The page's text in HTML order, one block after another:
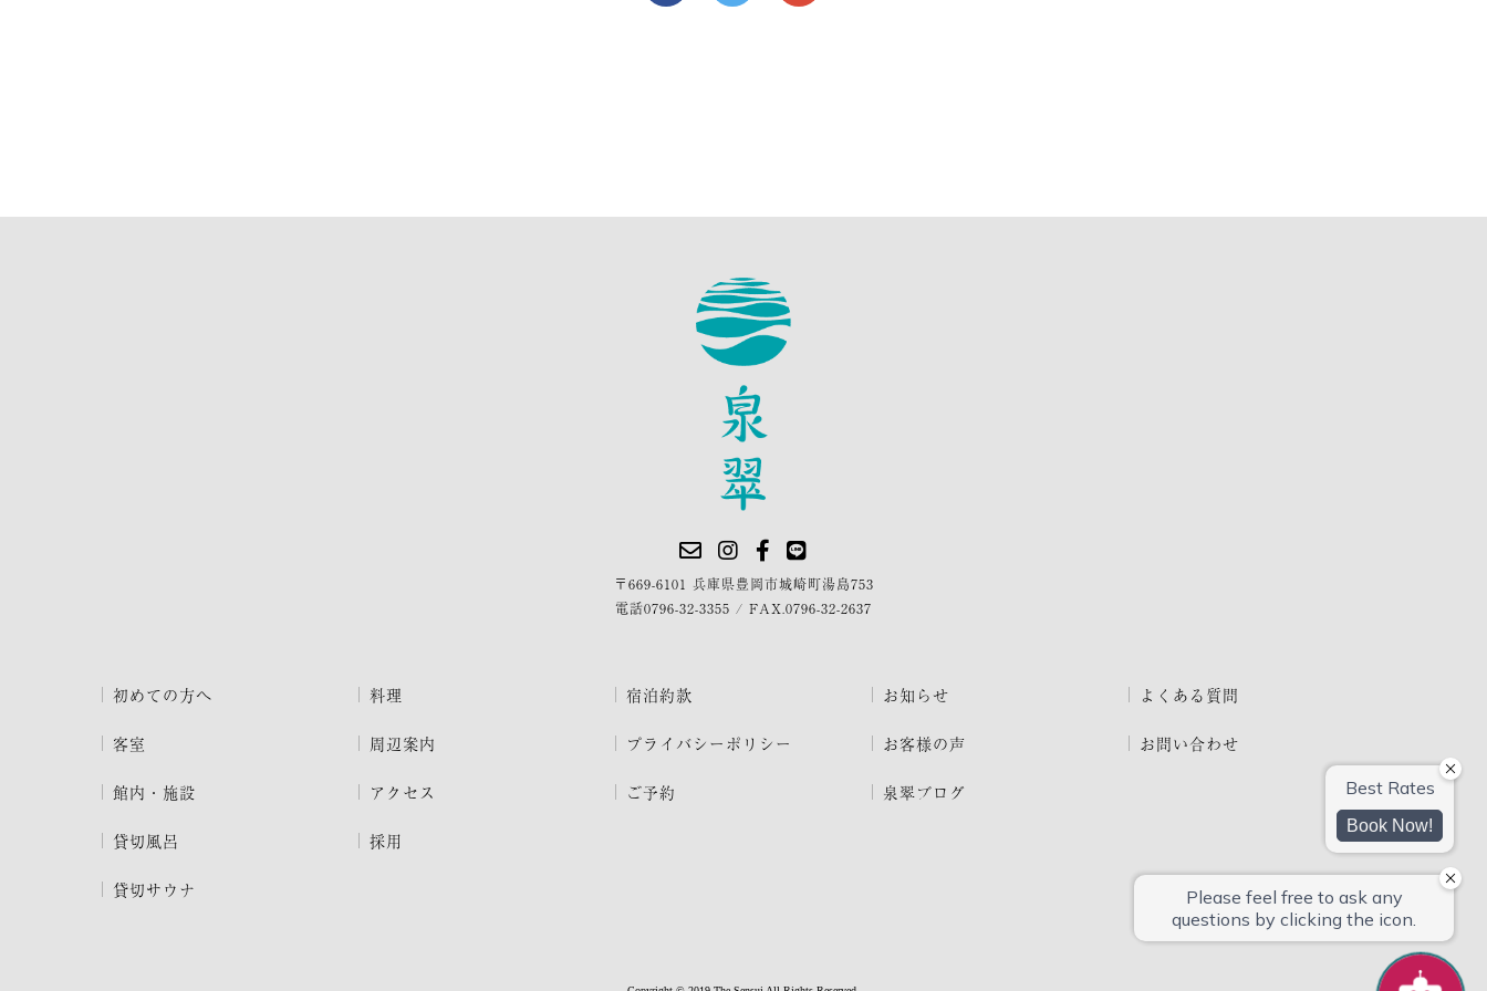
〒669-6101 兵庫県豊岡市城崎町湯島753
電話0796-32-3355 / FAX.0796-32-2637
初めての方へ
客室
館内・施設
貸切風呂
貸切サウナ
料理
周辺案内
アクセス
採用
宿泊約款
プライバシーポリシー
ご予約
お知らせ
お客様の声
泉翠ブログ
よくある質問
お問い合わせ